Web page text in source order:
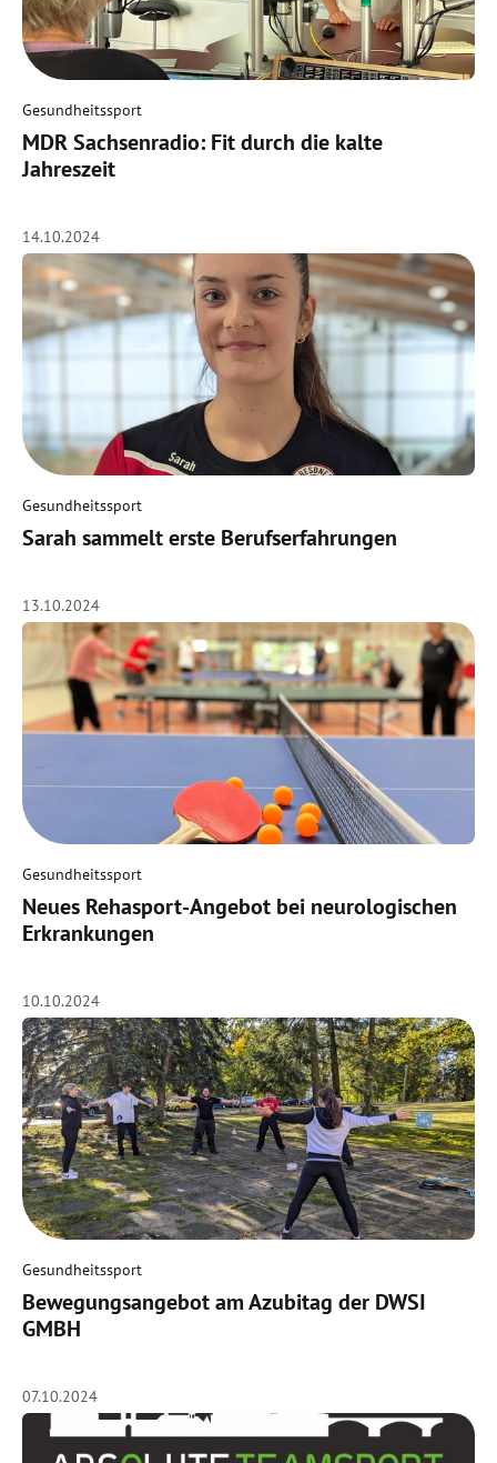
Gesundheitssport
MDR Sachsenradio: Fit durch die kalte
Jahreszeit
14.10.2024
Gesundheitssport
Sarah sammelt erste Berufserfahrungen
13.10.2024
Gesundheitssport
Neues Rehasport-Angebot bei neurologischen
Erkrankungen
10.10.2024
Gesundheitssport
Bewegungsangebot am Azubitag der DWSI
GMBH
07.10.2024